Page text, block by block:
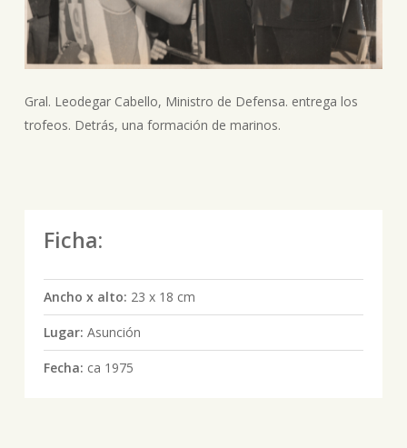
Gral. Leodegar Cabello, Ministro de Defensa. entrega los
trofeos. Detrás, una formación de marinos.
Ficha:
Ancho x alto: 23 x 18 cm
Lugar: Asunción
Fecha: ca 1975